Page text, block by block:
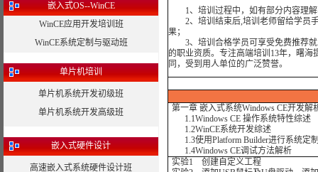
嵌入式OS--WinCE
WinCE应用开发培训班
WinCE系统定制与驱动班
单片机培训
单片机系统开发初级班
单片机系统开发高级班
嵌入式硬件设计
高速嵌入式系统硬件设计班
1、培训过程中，如有部分内容理解
2、培训结束后,培训老师留给学员手
果；
3、培训合格学员可享受免费推荐就
的职业资质。专注高端培训13年，曙
同，受到用人单位的广泛赞誉。
第一章 嵌入式系统Windows CE开发解
1.1Windows CE 操作系统特性综述
1.2WinCE系统开发综述
1.3使用Platform Builder进行系统定
1.4Windows CE调试方法解析
实验1 创建自定义工程